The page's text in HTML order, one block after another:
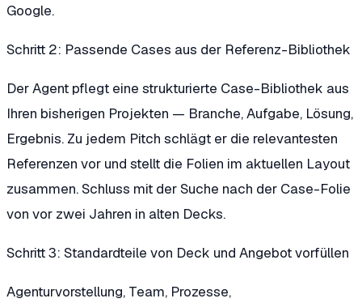
Google.
Schritt 2: Passende Cases aus der Referenz-Bibliothek
Der Agent pflegt eine strukturierte Case-Bibliothek aus
Ihren bisherigen Projekten — Branche, Aufgabe, Lösung,
Ergebnis. Zu jedem Pitch schlägt er die relevantesten
Referenzen vor und stellt die Folien im aktuellen Layout
zusammen. Schluss mit der Suche nach der Case-Folie
von vor zwei Jahren in alten Decks.
Schritt 3: Standardteile von Deck und Angebot vorfüllen
Agenturvorstellung, Team, Prozesse,